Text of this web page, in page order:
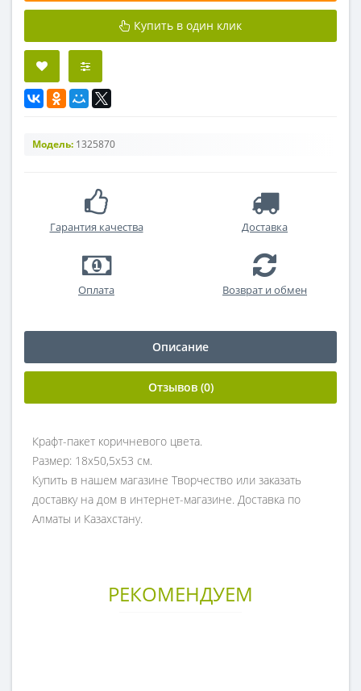
Купить в один клик
Модель: 1325870
Гарантия качества Доставка
Оплата Возврат и обмен
Описание
Отзывов (0)
Крафт-пакет коричневого цвета.
Размер: 18х50,5х53 см.
Купить в нашем магазине Творчество или заказать
доставку на дом в интернет-магазине. Доставка по
Алматы и Казахстану.
РЕКОМЕНДУЕМ